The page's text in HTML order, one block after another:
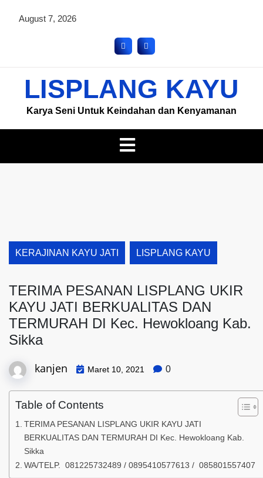
August 7, 2026
LISPLANG KAYU
Karya Seni Untuk Keindahan dan Kenyamanan
KERAJINAN KAYU JATI LISPLANG KAYU
TERIMA PESANAN LISPLANG UKIR
KAYU JATI BERKUALITAS DAN
TERMURAH DI Kec. Hewokloang Kab.
Sikka
kanjen Maret 10, 2021 0
Table of Contents
TERIMA PESANAN LISPLANG UKIR KAYU JATI
BERKUALITAS DAN TERMURAH DI Kec. Hewokloang Kab.
Sikka
WA/TELP. 081225732489 / 0895410577613 / 085801557407